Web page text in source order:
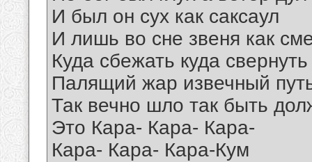
И был он сух как саксаул
И лишь во сне звеня как
Куда сбежать куда свернуть
Палящий жар извечный
Так вечно шло так быть
Это Кара- Кара- Кара-
Кара- Кара- Кара-Кум